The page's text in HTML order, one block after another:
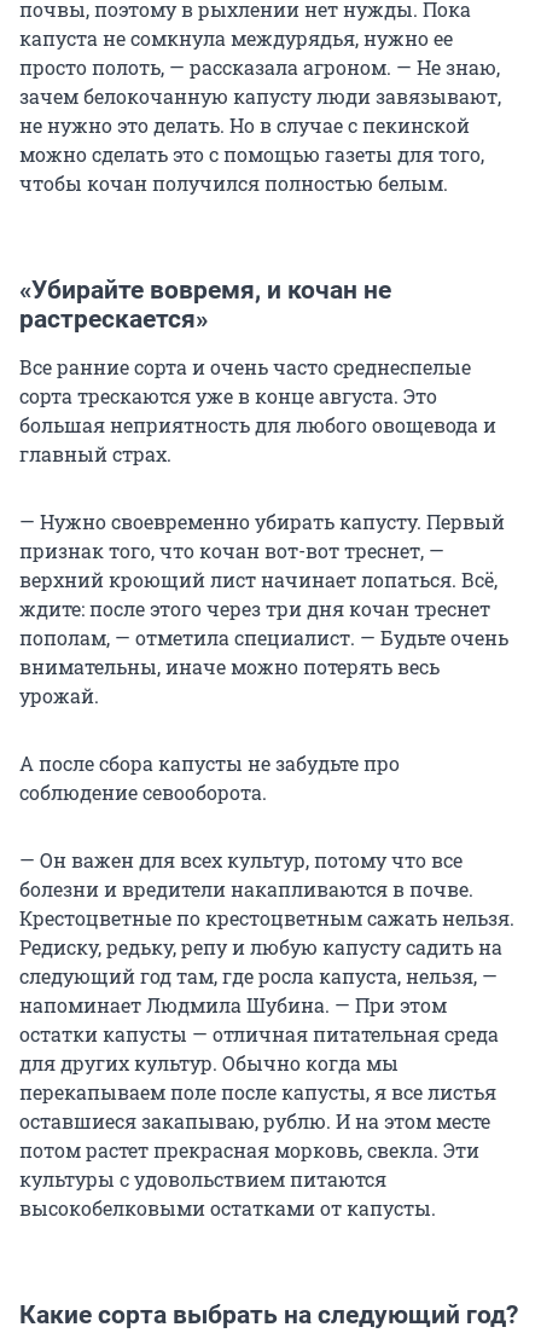
почвы, поэтому в рыхлении нет нужды. Пока
капуста не сомкнула междурядья, нужно ее
просто полоть, — рассказала агроном. — Не знаю,
зачем белокочанную капусту люди завязывают,
не нужно это делать. Но в случае с пекинской
можно сделать это с помощью газеты для того,
чтобы кочан получился полностью белым.
«Убирайте вовремя, и кочан не
растрескается»
Все ранние сорта и очень часто среднеспелые
сорта трескаются уже в конце августа. Это
большая неприятность для любого овощевода и
главный страх.
— Нужно своевременно убирать капусту. Первый
признак того, что кочан вот-вот треснет, —
верхний кроющий лист начинает лопаться. Всё,
ждите: после этого через три дня кочан треснет
пополам, — отметила специалист. — Будьте очень
внимательны, иначе можно потерять весь
урожай.
А после сбора капусты не забудьте про
соблюдение севооборота.
— Он важен для всех культур, потому что все
болезни и вредители накапливаются в почве.
Крестоцветные по крестоцветным сажать нельзя.
Редиску, редьку, репу и любую капусту садить на
следующий год там, где росла капуста, нельзя, —
напоминает Людмила Шубина. — При этом
остатки капусты — отличная питательная среда
для других культур. Обычно когда мы
перекапываем поле после капусты, я все листья
оставшиеся закапываю, рублю. И на этом месте
потом растет прекрасная морковь, свекла. Эти
культуры с удовольствием питаются
высокобелковыми остатками от капусты.
Какие сорта выбрать на следующий год?